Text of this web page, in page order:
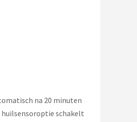
na 20 minuten
huilsensoroptie schakelt